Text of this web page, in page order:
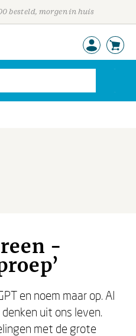
besteld, morgen in huis
-
en noem maar op. AI
uit ons leven.
met de grote